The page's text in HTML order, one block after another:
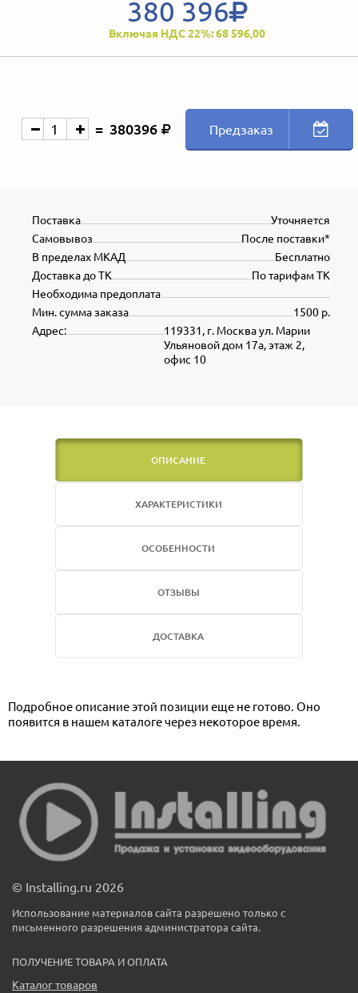
380 396
Включая НДС 22%: 68 596,00
380396 Предзаказ
Уточняется
Поставка
После поставки*
Самовывоз
Бесплатно
В пределах МКАД
По тарифам ТК
Доставка до ТК
Необходима предоплата
1500 р.
Мин. сумма заказа
119331, г. Москва ул. Марии
Ульяновой дом 17а, этаж 2,
офис 10
Адрес:
ОПИСАНИЕ
ХАРАКТЕРИСТИКИ
ОСОБЕННОСТИ
ОТЗЫВЫ
ДОСТАВКА
Подробное описание этой позиции еще не готово. Оно
появится в нашем каталоге через некоторое время.
© Installing.ru 2026
Использование материалов сайта разрешено только с
письменного разрешения администратора сайта.
ПОЛУЧЕНИЕ ТОВАРА И ОПЛАТА
Каталог товаров